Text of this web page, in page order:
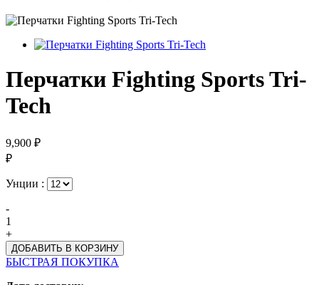
Перчатки Fighting Sports Tri-
Tech
9,900 ₽
₽
Унции :
-
1
+
БЫСТРАЯ ПОКУПКА